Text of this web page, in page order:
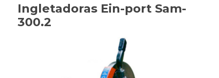
Ingletadoras Ein-port Sam-
300.2